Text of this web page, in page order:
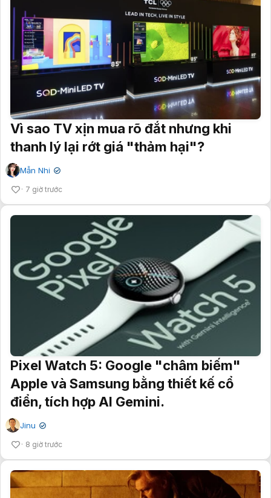
Vì sao TV xịn mua rõ đắt nhưng khi
thanh lý lại rớt giá "thảm hại"?
Mẫn Nhi ✔
7 giờ trước
Pixel Watch 5: Google "châm biếm"
Apple và Samsung bằng thiết kế cổ
điển, tích hợp AI Gemini.
Jinu ✔
8 giờ trước